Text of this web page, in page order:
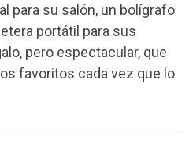
para su salón, un bolígrafo
portátil para sus
pero espectacular, que
favoritos cada vez que lo